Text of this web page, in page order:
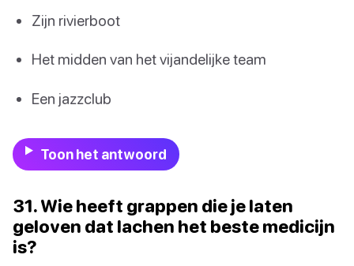
Zijn rivierboot
Het midden van het vijandelijke team
Een jazzclub
Toon het antwoord
31. Wie heeft grappen die je laten
geloven dat lachen het beste medicijn
is?